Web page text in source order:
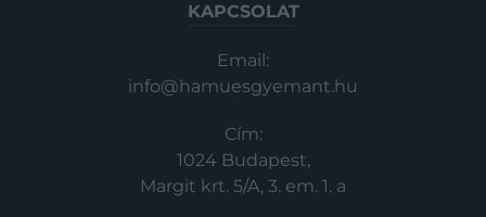
KAPCSOLAT
Email:
info@hamuesgyemant.hu
Cím:
1024 Budapest,
Margit krt. 5/A, 3. em. 1. a